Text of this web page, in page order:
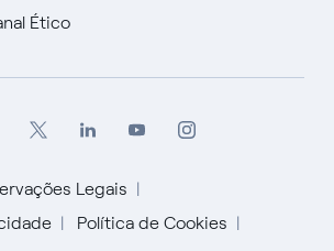
Ético
Legais
Política de Cookies